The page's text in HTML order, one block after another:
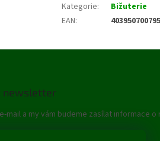
Kategorie:
Bižuterie
EAN:
newsletter
mail a my vám budeme zasílat informace